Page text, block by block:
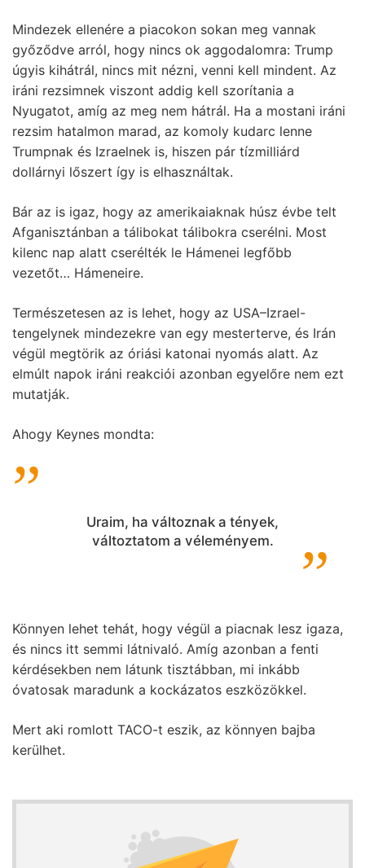
Mindezek ellenére a piacokon sokan meg vannak
győződve arról, hogy nincs ok aggodalomra: Trump
úgyis kihátrál, nincs mit nézni, venni kell mindent. Az
iráni rezsimnek viszont addig kell szorítania a
Nyugatot, amíg az meg nem hátrál. Ha a mostani iráni
rezsim hatalmon marad, az komoly kudarc lenne
Trumpnak és Izraelnek is, hiszen pár tízmilliárd
dollárnyi lőszert így is elhasználtak.
Bár az is igaz, hogy az amerikaiaknak húsz évbe telt
Afganisztánban a tálibokat tálibokra cserélni. Most
kilenc nap alatt cserélték le Hámenei legfőbb
vezetőt… Hámeneire.
Természetesen az is lehet, hogy az USA–Izrael-
tengelynek mindezekre van egy mesterterve, és Irán
végül megtörik az óriási katonai nyomás alatt. Az
elmúlt napok iráni reakciói azonban egyelőre nem ezt
mutatják.
Ahogy Keynes mondta:
Uraim, ha változnak a tények,
változtatom a véleményem.
Könnyen lehet tehát, hogy végül a piacnak lesz igaza,
és nincs itt semmi látnivaló. Amíg azonban a fenti
kérdésekben nem látunk tisztábban, mi inkább
óvatosak maradunk a kockázatos eszközökkel.
Mert aki romlott TACO-t eszik, az könnyen bajba
kerülhet.